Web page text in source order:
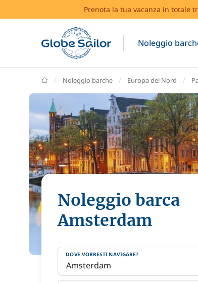
Prenota la tua vacanza in totale
Noleggio
GlobeSailor
Noleggio barche Europa del Nord
Noleggio barca
Amsterdam
DOVE VORRESTI NAVIGARE?